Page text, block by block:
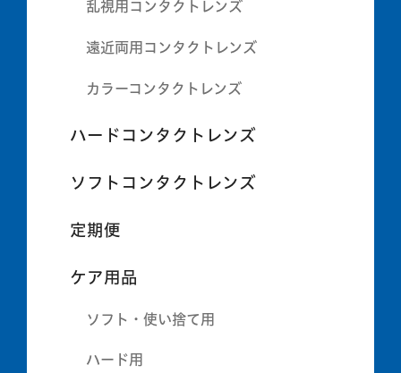
乱視用コンタクトレンズ
遠近両用コンタクトレンズ
カラーコンタクトレンズ
ハードコンタクトレンズ
ソフトコンタクトレンズ
定期便
ケア用品
ソフト・使い捨て用
ハード用